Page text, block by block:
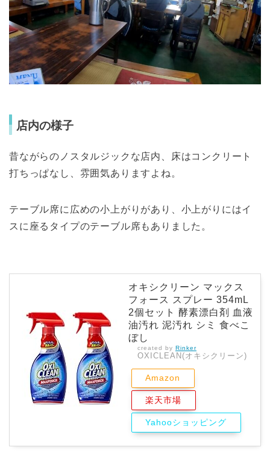
店内の様子
昔ながらのノスタルジックな店内、床はコンクリート
打ちっぱなし、雰囲気ありますよね。
テーブル席に広めの小上がりがあり、小上がりにはイ
スに座るタイプのテーブル席もありました。
オキシクリーン マックス
フォース スプレー 354mL
2個セット 酵素漂白剤 血液
油汚れ 泥汚れ シミ 食べこ
ぼし
created by Rinker
OXICLEAN(オキシクリーン)
Amazon
楽天市場
Yahooショッピング